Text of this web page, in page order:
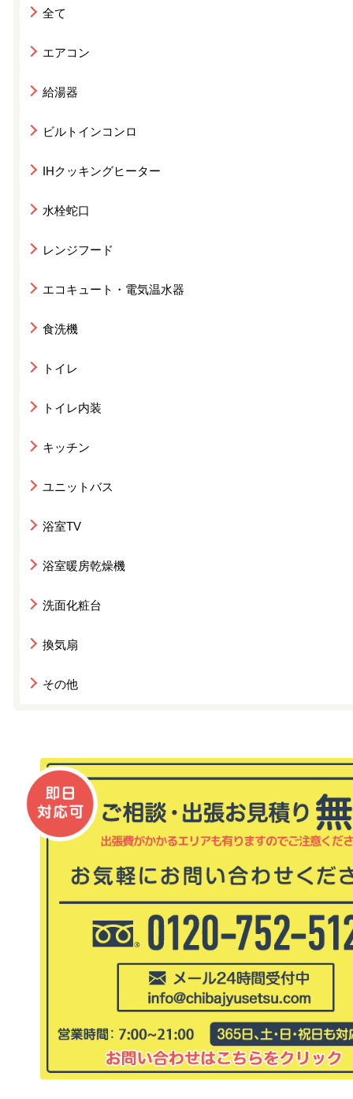
全て
エアコン
給湯器
ビルトインコンロ
IHクッキングヒーター
水栓蛇口
レンジフード
エコキュート・電気温水器
食洗機
トイレ
トイレ内装
キッチン
ユニットバス
浴室TV
浴室暖房乾燥機
洗面化粧台
換気扇
その他